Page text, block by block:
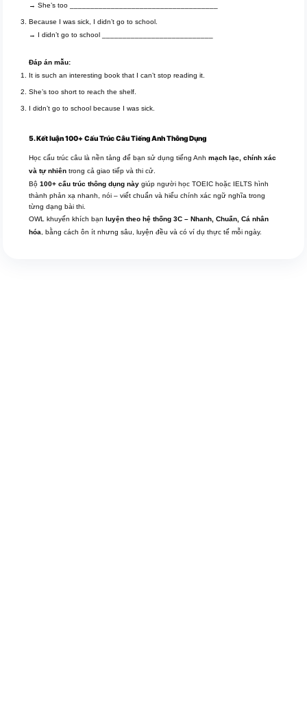
→ She’s too ____________________________________
Because I was sick, I didn’t go to school.
→ I didn’t go to school ___________________________
Đáp án mẫu:
It is such an interesting book that I can’t stop reading it.
She’s too short to reach the shelf.
I didn’t go to school because I was sick.
5. Kết luận 100+ Cấu Trúc Câu Tiếng Anh Thông Dụng
Học cấu trúc câu là nền tảng để bạn sử dụng tiếng Anhmạch lạc, chính xác
và tự nhiên trong cả giao tiếp và thi cử.
Bộ100+ cấu trúc thông dụng này giúp người học TOEIC hoặc IELTS hình
thành phản xạ nhanh, nói – viết chuẩn và hiểu chính xác ngữ nghĩa trong
từng dạng bài thi.
OWL khuyến khích bạnluyện theo hệ thống 3C – Nhanh, Chuẩn, Cá nhân
hóa, bằng cách ôn ít nhưng sâu, luyện đều và có ví dụ thực tế mỗi ngày.